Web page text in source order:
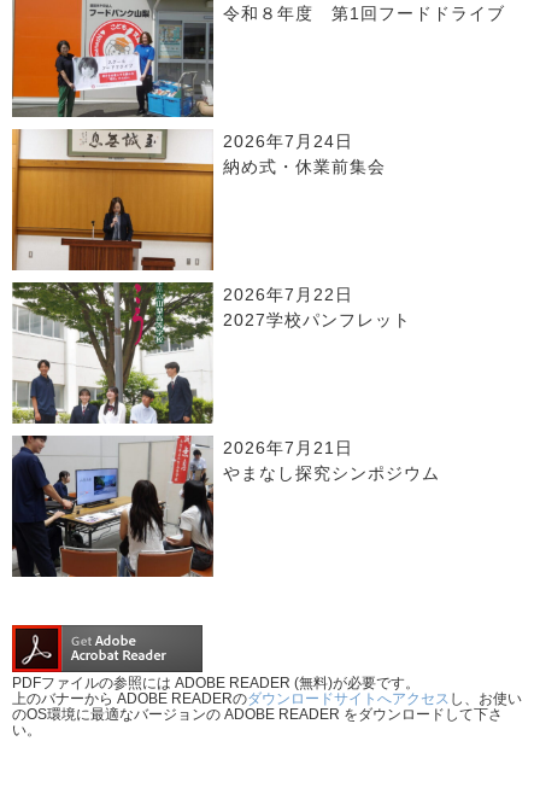
令和８年度 第1回フードドライブ
2026年7月24日
納め式・休業前集会
2026年7月22日
2027学校パンフレット
2026年7月21日
やまなし探究シンポジウム
PDFファイルの参照には ADOBE READER (無料)が必要です。
上のバナーから ADOBE READERのダウンロードサイトへアクセス し、お使い
のOS環境に最適なバージョンの ADOBE READER をダウンロードして下さ
い。